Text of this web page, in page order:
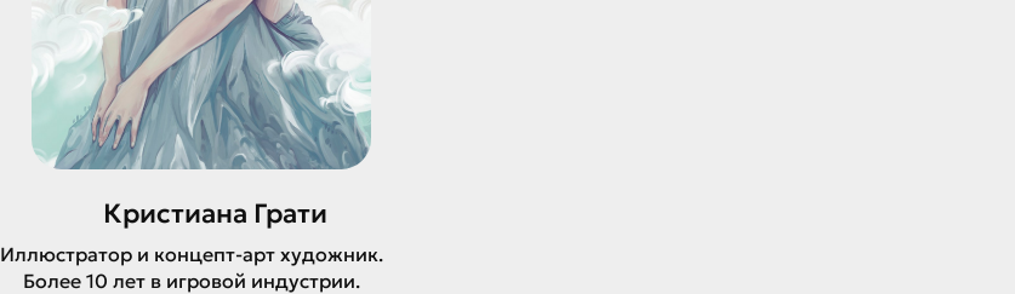
Кристиана Грати
Иллюстратор и концепт-арт художник.
Более 10 лет в игровой индустрии.